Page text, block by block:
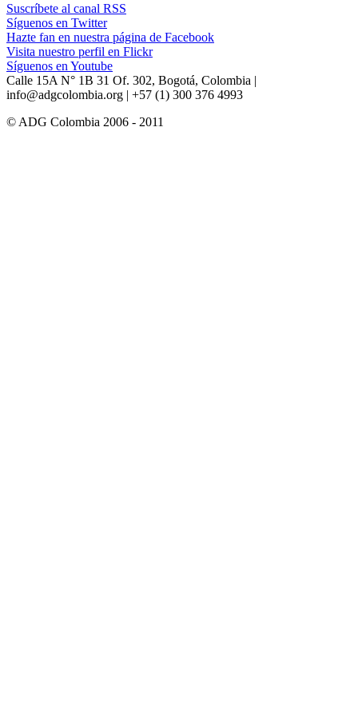
Suscríbete al canal RSS
Síguenos en Twitter
Hazte fan en nuestra página de Facebook
Visita nuestro perfil en Flickr
Síguenos en Youtube
Calle 15A N° 1B 31 Of. 302, Bogotá, Colombia |
info@adgcolombia.org | +57 (1) 300 376 4993
© ADG Colombia 2006 - 2011